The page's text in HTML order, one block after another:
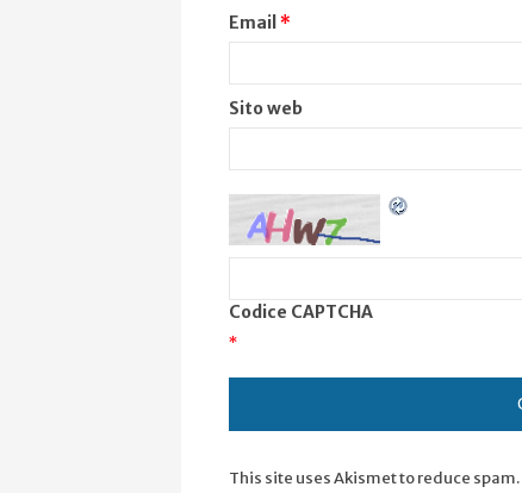
Email *
Sito web
Codice CAPTCHA
*
This site uses Akismet to reduce spam.